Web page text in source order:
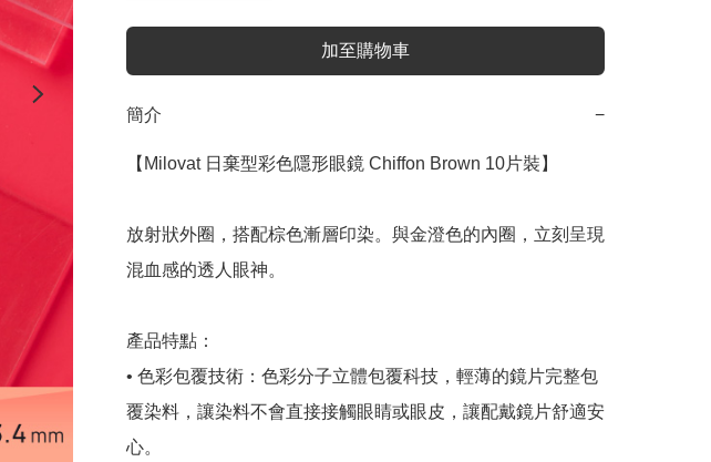
加至購物車
簡介 −
【Milovat 日棄型彩色隱形眼鏡 Chiffon Brown 10片裝】
放射狀外圈，搭配棕色漸層印染。與金澄色的內圈，立刻呈現
混血感的透人眼神。
產品特點：
• 色彩包覆技術：色彩分子立體包覆科技，輕薄的鏡片完整包
覆染料，讓染料不會直接接觸眼睛或眼皮，讓配戴鏡片舒適安
心。